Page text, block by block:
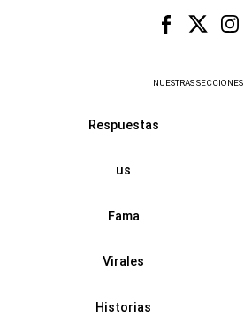
NUESTRAS SECCIONES
Respuestas
us
Fama
Virales
Historias